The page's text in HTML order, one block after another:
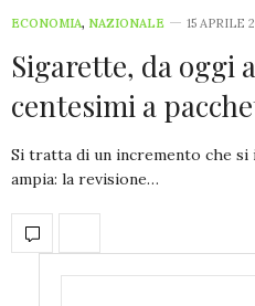
ECONOMIA, NAZIONALE 15 APRILE
Sigarette, da oggi
centesimi a
Si tratta di un incremento che
ampia: la revisione…